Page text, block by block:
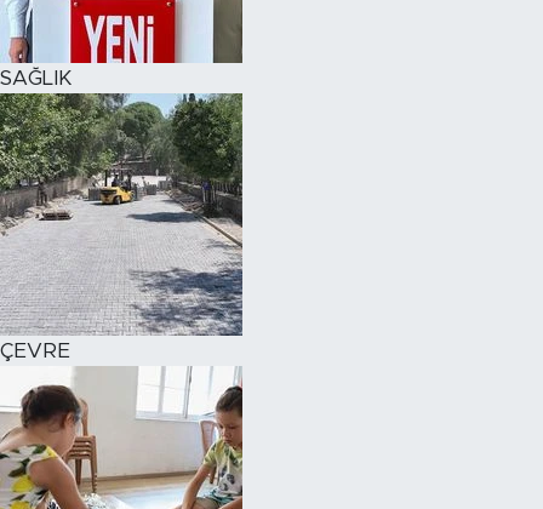
SAĞLIK
ÇEVRE